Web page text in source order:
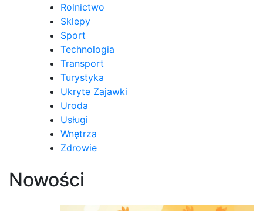
Rolnictwo
Sklepy
Sport
Technologia
Transport
Turystyka
Ukryte Zajawki
Uroda
Usługi
Wnętrza
Zdrowie
Nowości